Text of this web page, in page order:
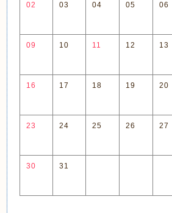
02 03 04 05 06
09 10 11 12 13
16 17 18 19 20
23 24 25 26 27
30 31